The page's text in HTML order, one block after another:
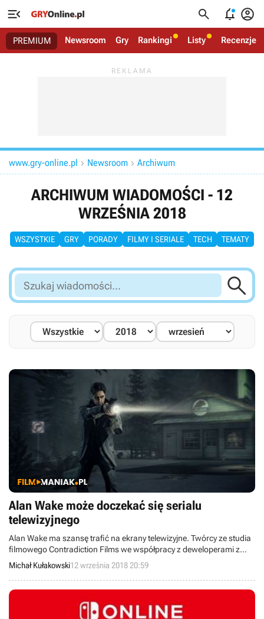
   
PREMIUM Newsroom Gry Rankingi Listy Recenzje
www.gry-online.pl  Newsroom  Archiwum
ARCHIWUM WIADOMOŚCI - 12
WRZEŚNIA 2018
WSZYSTKIE GRY PORADY FILMY I SERIALE TECH TEMATY
Szukaj
wiadomości...

Alan Wake może doczekać się serialu
telewizyjnego
Alan Wake ma szansę trafić na ekrany telewizyjne. Twórcy ze studia
filmowego Contradiction Films we współpracy z deweloperami z
Remedy Entertainment przygotowują się do produkcji serialu
opartego na tej popularnej grze. Sam Lake być może wykorzysta w
nim pomysły na niewydany sequel Alana Wake'a.
Michał Kułakowski12 września 2018 20:59